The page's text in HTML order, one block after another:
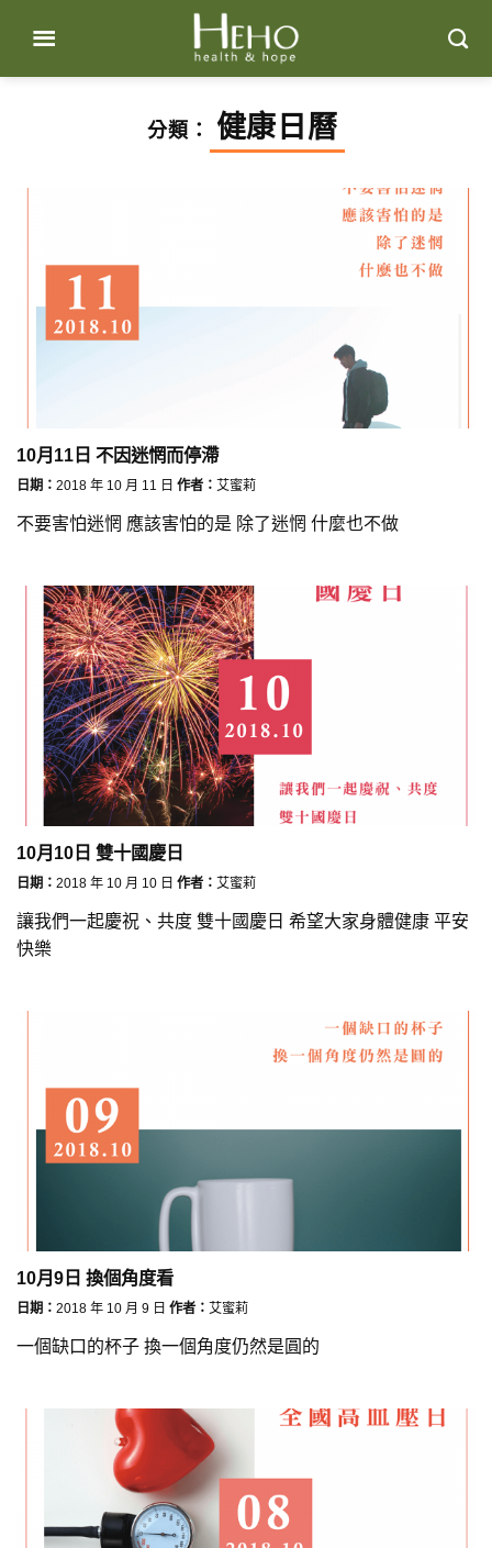
content
分類： 健康日曆
10月11日 不因迷惘而停滯
日期： 2018 年 10 月 11 日 作者： 艾蜜莉
不要害怕迷惘 應該害怕的是 除了迷惘 什麼也不做
10月10日 雙十國慶日
日期： 2018 年 10 月 10 日 作者： 艾蜜莉
讓我們一起慶祝、共度 雙十國慶日 希望大家身體健康 平安
快樂
10月9日 換個角度看
日期： 2018 年 10 月 9 日 作者： 艾蜜莉
一個缺口的杯子 換一個角度仍然是圓的